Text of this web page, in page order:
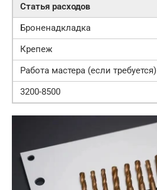
Статья расходов
Броненадкладка
Крепеж
Работа мастера (если требуется)
3200-8500